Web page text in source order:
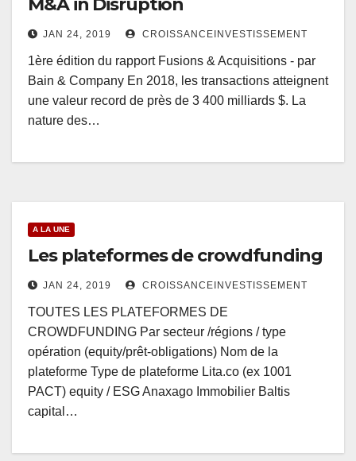
M&A in Disruption
JAN 24, 2019 CROISSANCEINVESTISSEMENT
1ère édition du rapport Fusions & Acquisitions - par
Bain & Company En 2018, les transactions atteignent
une valeur record de près de 3 400 milliards $. La
nature des…
A LA UNE
Les plateformes de crowdfunding
JAN 24, 2019 CROISSANCEINVESTISSEMENT
TOUTES LES PLATEFORMES DE
CROWDFUNDING Par secteur /régions / type
opération (equity/prêt-obligations) Nom de la
plateforme Type de plateforme Lita.co (ex 1001
PACT) equity / ESG Anaxago Immobilier Baltis
capital…